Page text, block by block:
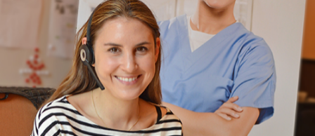
Veterinärmedizin
Es war schon immer dein Traum, Tiermedizin zu studieren, aber
dein Notenschnitt reicht nicht aus? Informiere dich über unsere
Universitäten, die das Tiermedizinstudium ohne NC anbieten.
Mehr infos>